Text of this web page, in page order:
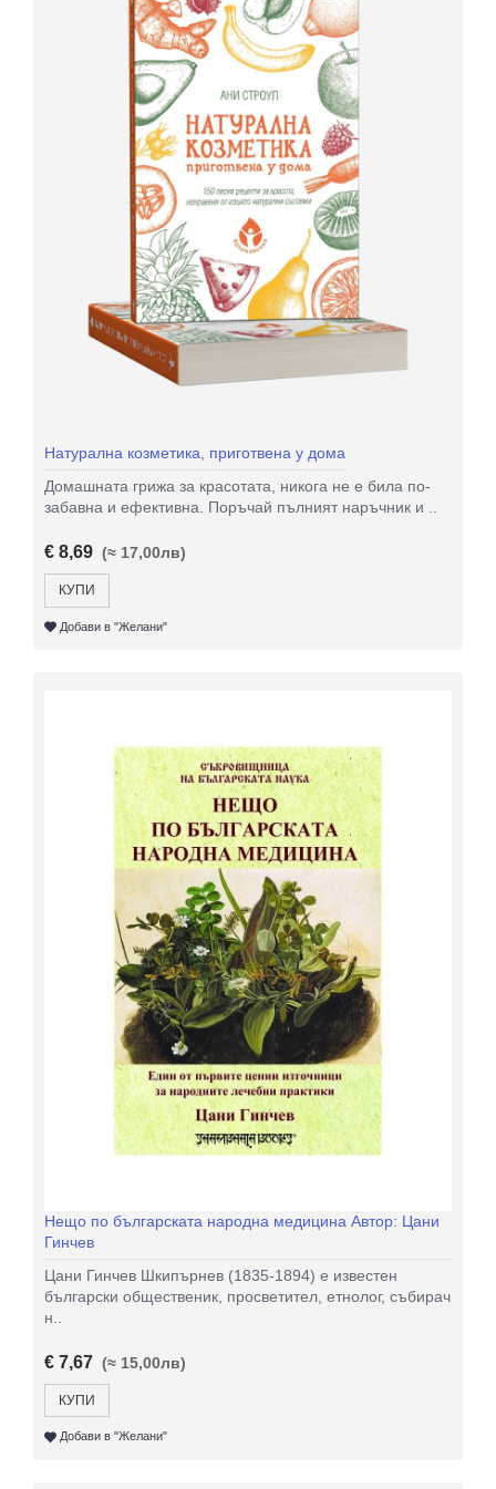
Натурална козметика, приготвена у дома
Домашната грижа за красотата, никога не е била по-
забавна и ефективна. Поръчай пълният наръчник и ..
€ 8,69 (≈ 17,00лв)
КУПИ
Добави в "Желани"
Нещо по българската народна медицина Автор: Цани
Гинчев
Цани Гинчев Шкипърнев (1835-1894) е известен
български общественик, просветител, етнолог, събирач
н..
€ 7,67 (≈ 15,00лв)
КУПИ
Добави в "Желани"